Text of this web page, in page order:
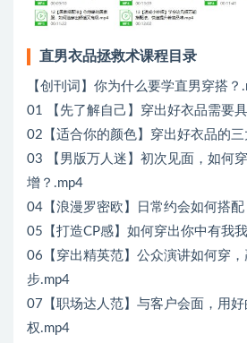
直男衣品拯救术课程目录
【创刊词】你为什么要学直男穿搭？
01 【先了解自己】穿出好衣品需要
02【适合你的颜色】穿出好衣品的
03 【男版万人迷】初次见面，如何
增？.mp4
04【浪漫罗密欧】日常约会如何搭
05【打造CP感】如何穿出你中有我
06【穿出精英范】公众演讲如何穿
步.mp4
07【职场达人范】与客户会面，用
权.mp4